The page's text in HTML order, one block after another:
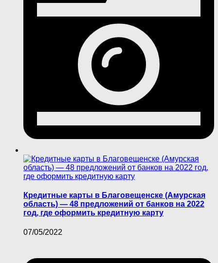
Кредитные карты в Благовещенске (Амурская
область) — 48 предложений от банков на 2022
год, где оформить кредитную карту
07/05/2022